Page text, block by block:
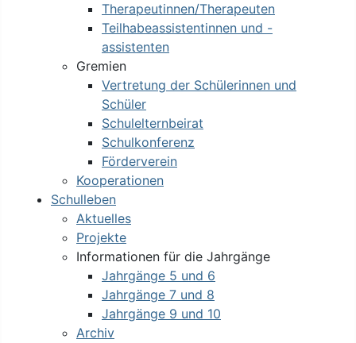
Therapeutinnen/Therapeuten
Teilhabeassistentinnen und -
assistenten
Gremien
Vertretung der Schülerinnen und
Schüler
Schulelternbeirat
Schulkonferenz
Förderverein
Kooperationen
Schulleben
Aktuelles
Projekte
Informationen für die Jahrgänge
Jahrgänge 5 und 6
Jahrgänge 7 und 8
Jahrgänge 9 und 10
Archiv